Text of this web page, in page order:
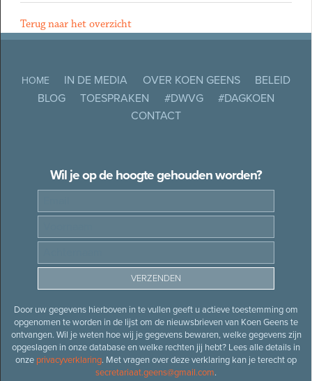
Terug naar het overzicht
HOME IN DE MEDIA OVER KOEN GEENS
BELEID
BLOG
TOESPRAKEN #DWVG
#DAGKOEN
CONTACT
Wil je op de hoogte gehouden worden?
Door uw gegevens hierboven in te vullen geeft u actieve toestemming om
opgenomen te worden in de lijst om de nieuwsbrieven van Koen Geens te
ontvangen. Wil je weten hoe wij je gegevens bewaren, welke gegevens zijn
opgeslagen in onze database en welke rechten jij hebt? Lees alle details in
onze privacyverklaring. Met vragen over deze verklaring kan je terecht op
secretariaat.geens@gmail.com.